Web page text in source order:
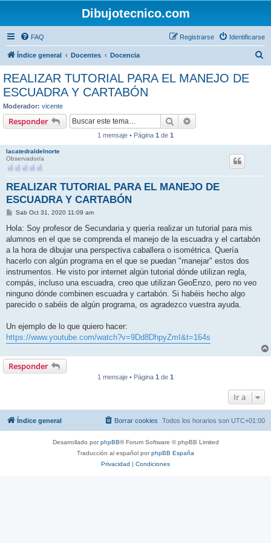
Dibujotecnico.com
FAQ Identificarse
Registrarse
Índice general Docentes Docencia
REALIZAR TUTORIAL PARA EL MANEJO DE
ESCUADRA Y CARTABÓN
Moderador: vicente
Responder Buscar
1 mensaje • Página 1 de 1
lacatedraldelnorte
Observador/a
REALIZAR TUTORIAL PARA EL MANEJO DE
ESCUADRA Y CARTABÓN
M
n
a
j
Sab Oct 31, 2020 11:09 am
Hola: Soy profesor de Secundaria y quería realizar un tutorial para mis
alumnos en el que se comprenda el manejo de la escuadra y el cartabón
a la hora de dibujar una perspectiva caballera o isométrica. Quería
hacerlo con algún programa en el que se puedan "manejar" estos dos
instrumentos. He visto por internet algún tutorial dónde utilizan regla,
compás, incluso una escuadra, creo que utilizan GeoEnzo, pero no veo
ninguno dónde combinen escuadra y cartabón. Si habéis hecho algo
parecido o sabéis de algún programa, os agradezco vuestra ayuda.
Un ejemplo de lo que quiero hacer:
https://www.youtube.com/watch?v=9Dd8DhpyZmI&t=164s
Responder
1 mensaje • Página 1 de 1
Ir a
Índice general Todos los horarios son UTC+01:00
Borrar cookies
Desarrollado porphpBB® Forum Software © phpBB Limited
Traducción al español porphpBB España
Privacidad | Condiciones